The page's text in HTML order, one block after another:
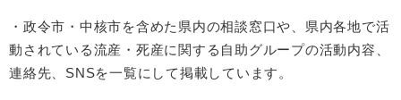
・政令市・中核市を含めた県内の相談窓口や、県内各地で活
動されている流産・死産に関する自助グループの活動内容、
連絡先、SNSを一覧にして掲載しています。